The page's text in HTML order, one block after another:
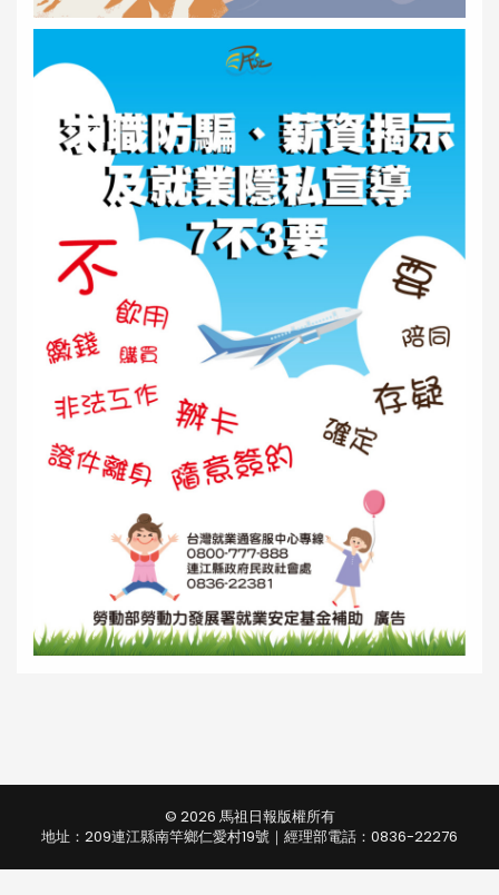
© 2026 馬祖日報版權所有
地址：209連江縣南竿鄉仁愛村19號｜經理部電話：0836-22276